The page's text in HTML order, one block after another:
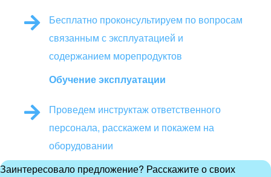
Бесплатно проконсультируем по вопросам
связанным с эксплуатацией и
содержанием морепродуктов
Обучение эксплуатации
Проведем инструктаж ответственного
персонала, расскажем и покажем на
оборудовании
Заинтересовало предложение? Расскажите о своих